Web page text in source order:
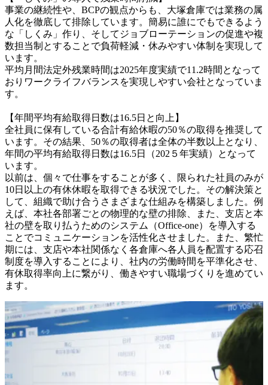
事業の継続性や、BCPの観点からも、大塚倉庫では業務の属
人化を徹底して排除しています。簡易に誰にでもできるよう
な「しくみ」作り、そしてジョブローテーションの促進や複
数担当制とすることで負荷軽減・休みやすい体制を実現して
います。
平均月間法定外残業時間は2025年度実績で11.2時間となって
おりワークライフバランスを実現しやすい会社となっていま
す。
【年間平均有給取得日数は16.5日と向上】
全社員に保有している合計有給休暇の50％の取得を推奨して
います。その結果、50％の取得者は全体の半数以上となり、
年間の平均有給取得日数は16.5日（202５年実績）となって
います。
以前は、個々で仕事をすることが多く、限られた社員のみが
10日以上の有休休暇を取得できる状況でした。その解決策と
して、組織で助け合うさまざまな仕組みを構築しました。例
えば、本社各部署ごとの物理的な壁の排除、また、支店と本
社の壁を取り払うためのシステム（Office-one）を導入する
ことでコミュニケーションを活性化させました。また、繁忙
期には、支店や本社関係なく各倉庫へ各人員を配置する応召
制度を導入することにより、社内の労働時間を平準化させ、
有休取得率向上に繋がり、働きやすい職場づくりを進めてい
ます。